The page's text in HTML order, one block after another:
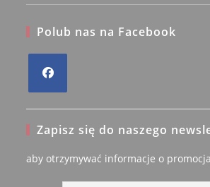
Polub nas na Facebook
a
new
Zapisz się do naszego
aby otrzymywać informacje o